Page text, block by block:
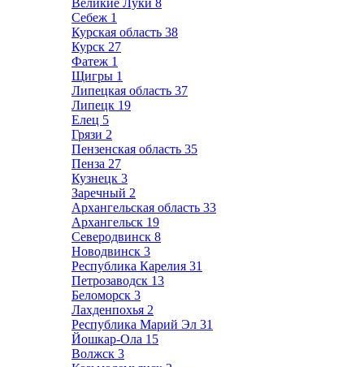
Великие Луки 8
Себеж 1
Курская область 38
Курск 27
Фатеж 1
Щигры 1
Липецкая область 37
Липецк 19
Елец 5
Грязи 2
Пензенская область 35
Пенза 27
Кузнецк 3
Заречный 2
Архангельская область 33
Архангельск 19
Северодвинск 8
Новодвинск 3
Республика Карелия 31
Петрозаводск 13
Беломорск 3
Лахденпохья 2
Республика Марий Эл 31
Йошкар-Ола 15
Волжск 3